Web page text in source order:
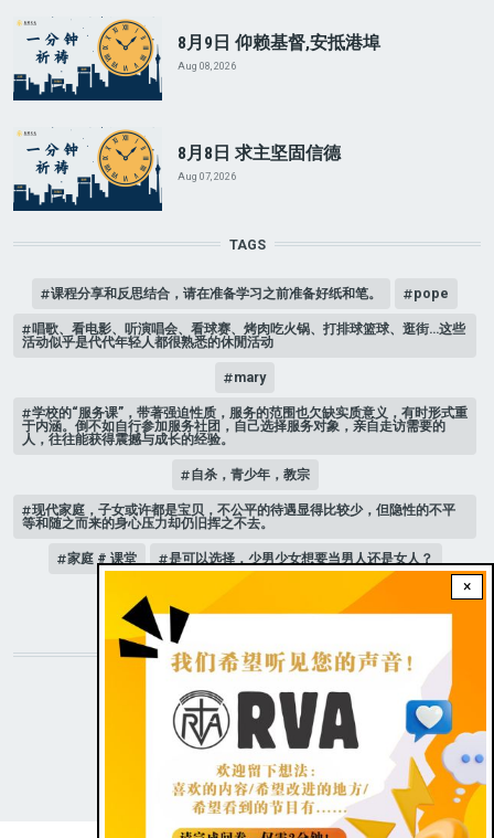
×
8月9日 仰赖基督,安抵港埠
Aug 08, 2026
8月8日 求主坚固信德
Aug 07, 2026
TAGS
课程分享和反思结合，请在准备学习之前准备好纸和笔。 pope
唱歌、看电影、听演唱会、看球赛、烤肉吃火锅、打排球篮球、逛街…这些
活动似乎是代代年轻人都很熟悉的休閒活动
mary
学校的“服务课”，带著强迫性质，服务的范围也欠缺实质意义，有时形式重
于内涵。倒不如自行参加服务社团，自己选择服务对象，亲自走访需要的
人，往往能获得震撼与成长的经验。
自杀，青少年，教宗
现代家庭，子女或许都是宝贝，不公平的待遇显得比较少，但隐性的不平
等和随之而来的身心压力却仍旧挥之不去。
家庭 # 课堂 是可以选择，少男少女想要当男人还是女人？
STAY CONNECTED WITH US!